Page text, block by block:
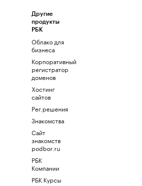
Другие
продукты
РБК
Облако для
бизнеса
Корпоративный
регистратор
доменов
Хостинг
сайтов
Рег.решения
Знакомства
Сайт
знакомств
podbor.ru
РБК
Компании
РБК Курсы